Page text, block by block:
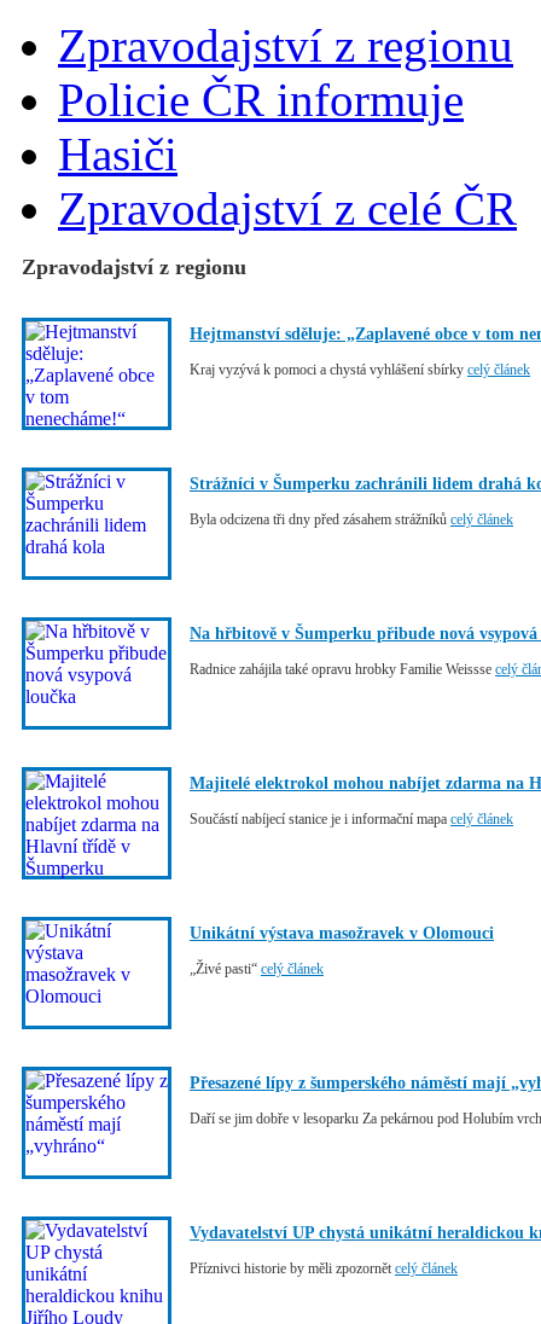
Zpravodajství z regionu
Policie ČR informuje
Hasiči
Zpravodajství z celé ČR
Zpravodajství z regionu
Hejtmanství sděluje: „Zaplavené obce v tom
Kraj vyzývá k pomoci a chystá vyhlášení sbírky celý článek
Strážníci v Šumperku zachránili lidem drahá
Byla odcizena tři dny před zásahem strážníků celý článek
Na hřbitově v Šumperku přibude nová
Radnice zahájila také opravu hrobky Familie Weissse celý
Majitelé elektrokol mohou nabíjet zdarma na
Součástí nabíjecí stanice je i informační mapa celý článek
Unikátní výstava masožravek v Olomouci
„Živé pasti“ celý článek
Přesazené lípy z šumperského náměstí mají
Daří se jim dobře v lesoparku Za pekárnou pod Holubím
Vydavatelství UP chystá unikátní heraldickou
Příznivci historie by měli zpozornět celý článek